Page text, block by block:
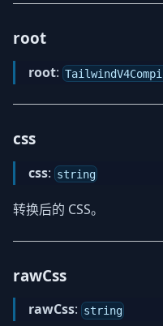
root
root:
css
css: string
转换后的 CSS。
rawCss
rawCss: string